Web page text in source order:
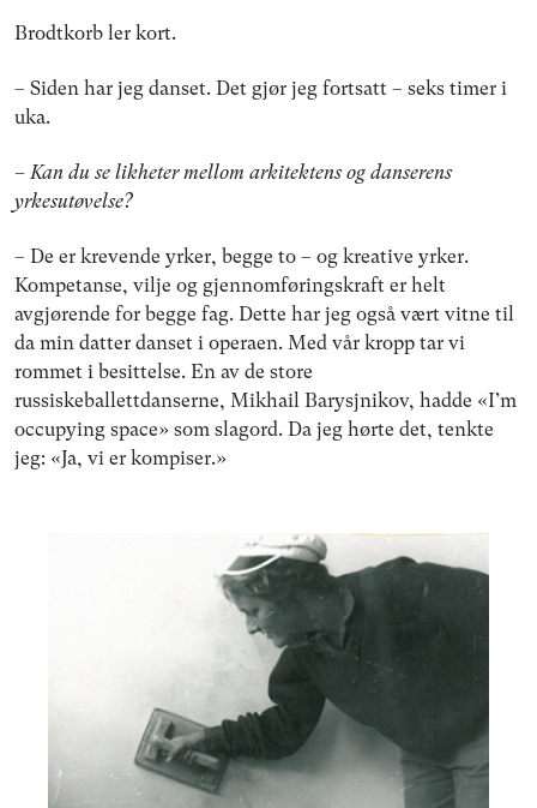
Brodtkorb ler kort.
– Siden har jeg danset. Det gjør jeg fortsatt – seks timer i
uka.
– Kan du se likheter mellom arkitektens og danserens
yrkesutøvelse?
– De er krevende yrker, begge to – og kreative yrker.
Kompetanse, vilje og gjennomføringskraft er helt
avgjørende for begge fag. Dette har jeg også vært vitne til
da min datter danset i operaen. Med vår kropp tar vi
rommet i besittelse. En av de store
russiskeballettdanserne, Mikhail Barysjnikov, hadde «I’m
occupying space» som slagord. Da jeg hørte det, tenkte
jeg: «Ja, vi er kompiser.»